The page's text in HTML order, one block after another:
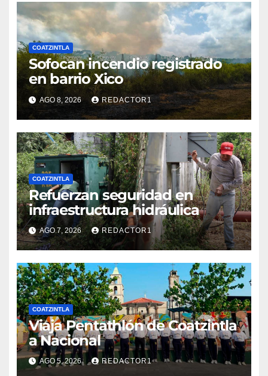
COATZINTLA
Sofocan incendio registrado
en barrio Xico
AGO 8, 2026 REDACTOR1
COATZINTLA
Refuerzan seguridad en
infraestructura hidráulica
AGO 7, 2026 REDACTOR1
COATZINTLA
Viaja Pentathlón de Coatzintla
a Nacional
AGO 5, 2026 REDACTOR1